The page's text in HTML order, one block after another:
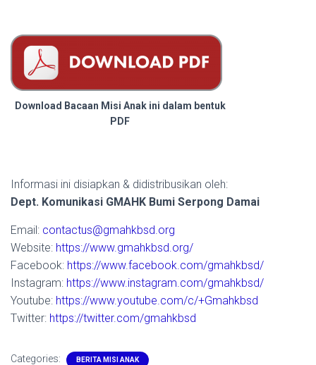
Download Bacaan Misi Anak ini dalam bentuk
PDF
Informasi ini disiapkan & didistribusikan oleh:
Dept. Komunikasi GMAHK Bumi Serpong Damai
Email: contactus@gmahkbsd.org
Website: https://www.gmahkbsd.org/
Facebook: https://www.facebook.com/gmahkbsd/
Instagram: https://www.instagram.com/gmahkbsd/
Youtube: https://www.youtube.com/c/+Gmahkbsd
Twitter: https://twitter.com/gmahkbsd
Categories: BERITA MISI ANAK